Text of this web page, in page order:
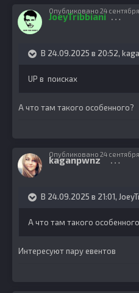
JoeyTribbiani 823
Опубликовано 24
В 24.09.2025 в 20:52,
UP в поисках
А что там такого особенного?
kaganpwnz 82
Опубликовано 24
В 24.09.2025 в 21:01,
А что там такого
Интересуют пару евентов